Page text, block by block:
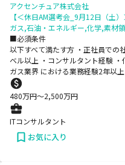
アクセンチュア株式会社
【＜休日AM選考会_9月12日（土
ガス,石油・エネルギー,化学,素材
■必須条件
以下すべて満たす方 ・正社員での
ベル以上 ・コンサルタント経験
ガス業界 における業務経験2年以上
480万円〜2,500万円
ITコンサルタント
お気に入り